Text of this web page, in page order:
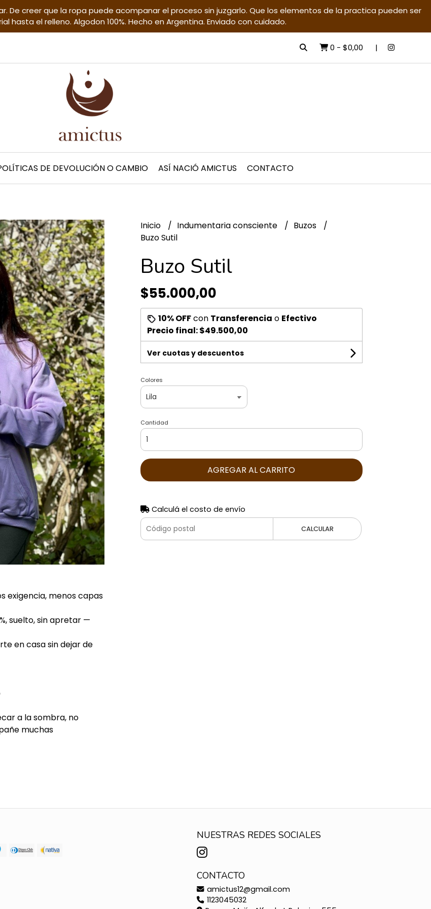
De creer que la ropa puede acompanar el proceso sin juzgarlo. Que los elementos de la practica pueden ser
hasta el relleno. Algodon 100%. Hecho en Argentina. Enviado con cuidado.
0 - $0,00
DE DEVOLUCIÓN O CAMBIO ASÍ NACIÓ AMICTUS CONTACTO
exigencia, menos capas
suelto, sin apretar —
en casa sin dejar de
a la sombra, no
muchas
Inicio Indumentaria consciente
Buzos
Buzo Sutil
Buzo Sutil
$55.000,00
10% OFFcon Transferencia o Efectivo
Precio final:$49.500,00
Ver cuotas y descuentos
Colores
Cantidad
AGREGAR AL CARRITO
Calculá el costo de envío
CALCULAR
NUESTRAS REDES SOCIALES
CONTACTO
amictus12@gmail.com
1123045032